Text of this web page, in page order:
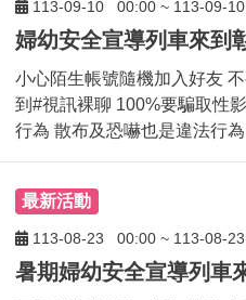
113-09-10 00:00~ 113-09-10
小心陌生帳號隨機加入好友
到#視訊裸聊 100%要騙取性
行為 散布及恐嚇也是違法行
最新活動
113-08-23 00:00~ 113-08-23